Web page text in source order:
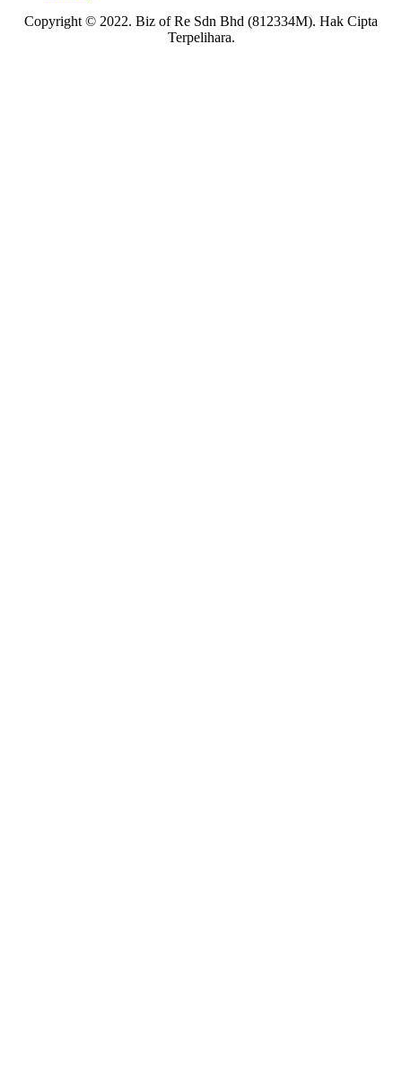
Copyright © 2022. Biz of Re Sdn Bhd (812334M). Hak Cipta
Terpelihara.